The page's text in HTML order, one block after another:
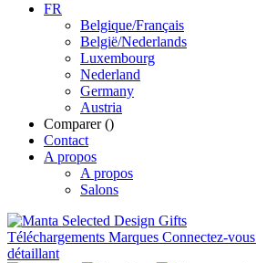
FR
Belgique/Français
België/Nederlands
Luxembourg
Nederland
Germany
Austria
Comparer ()
Contact
A propos
A propos
Salons
Téléchargements Marques Connectez-vous
détaillant